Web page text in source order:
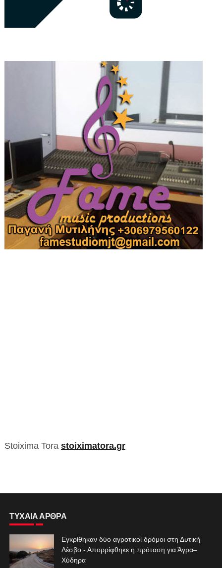
Stoixima Tora stoiximatora.gr
ΤΥΧΑΙΑ ΑΡΘΡΑ
Εγκρίθηκαν δύο αγροτικοί δρόμοι στη Δυτική
Λέσβο - Απορρίφθηκε η πρόταση για Άγρα–
Χύδηρα